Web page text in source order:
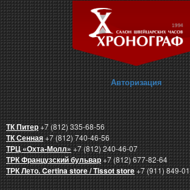
Авторизация
ТК Питер+7 (812) 335-68-56
ТК Сенная+7 (812) 740-46-56
ТРЦ «Охта-Молл»+7 (812) 240-46-07
ТРК Французский бульвар+7 (812) 677-82-64
ТРК Лето. Certina store / Tissot store+7 (911) 849-